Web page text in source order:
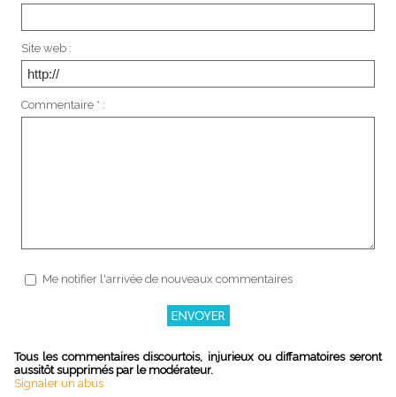
Site web :
Commentaire * :
Me notifier l'arrivée de nouveaux commentaires
Tous les commentaires discourtois, injurieux ou diffamatoires seront
aussitôt supprimés par le modérateur.
Signaler un abus